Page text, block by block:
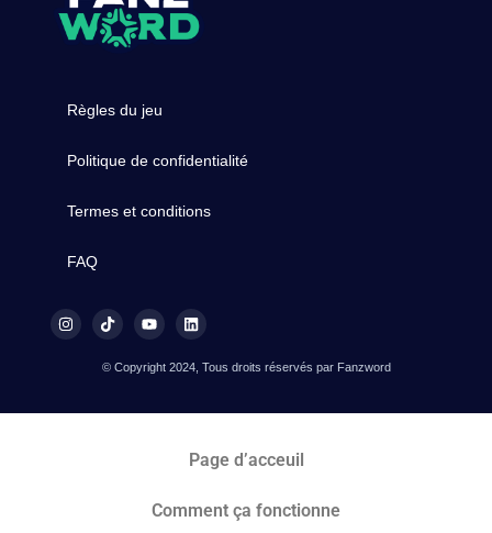
Règles du jeu
Politique de confidentialité
Termes et conditions
FAQ
© Copyright 2024, Tous droits réservés par Fanzword
Page d’acceuil
Comment ça fonctionne